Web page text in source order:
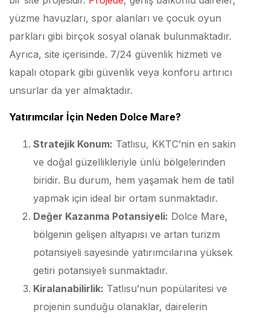
yüzme havuzları, spor alanları ve çocuk oyun
parkları gibi birçok sosyal olanak bulunmaktadır.
Ayrıca, site içerisinde. 7/24 güvenlik hizmeti ve
kapalı otopark gibi güvenlik veya konforu artırıcı
unsurlar da yer almaktadır.
Yatırımcılar İçin Neden Dolce Mare?
Stratejik Konum: Tatlısu, KKTC’nin en sakin
ve doğal güzellikleriyle ünlü bölgelerinden
biridir. Bu durum, hem yaşamak hem de tatil
yapmak için ideal bir ortam sunmaktadır.
Değer Kazanma Potansiyeli: Dolce Mare,
bölgenin gelişen altyapısı ve artan turizm
potansiyeli sayesinde yatırımcılarına yüksek
getiri potansiyeli sunmaktadır.
Kiralanabilirlik: Tatlısu’nun popülaritesi ve
projenin sunduğu olanaklar, dairelerin